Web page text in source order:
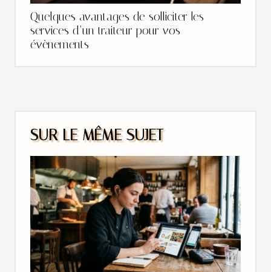
Quelques avantages de solliciter les
services d’un traiteur pour vos
évènements
SUR LE MÊME SUJET